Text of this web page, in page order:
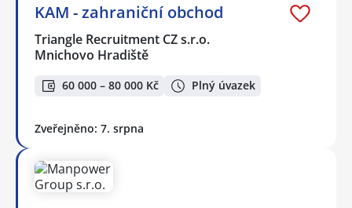
KAM - zahraniční obchod
Triangle Recruitment CZ s.r.o.
Mnichovo Hradiště
60 000 – 80 000 Kč Plný úvazek
Zveřejněno: 7. srpna